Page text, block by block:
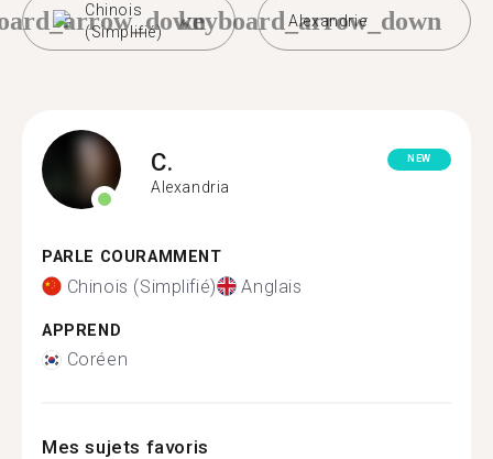
Chinois
(Simplifié)
Alexandrie
keyboard_arrow_down
C.
Alexandria
NEW
PARLE COURAMMENT
Chinois (Simplifié) Anglais
APPREND
Coréen
Mes sujets favoris